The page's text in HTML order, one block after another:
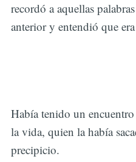
recordó a aquellas
anterior y entendió que
Había tenido un
la vida, quien la había
precipicio.